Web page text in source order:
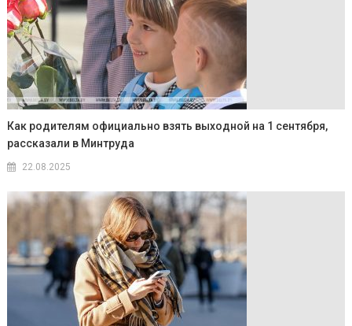
Как родителям официально взять выходной на 1 сентября,
рассказали в Минтруда
22.08.2025